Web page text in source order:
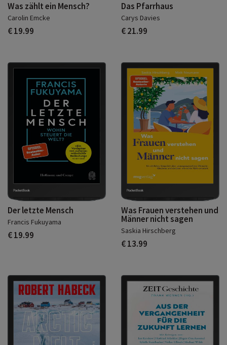
Was zählt ein Mensch?
Carolin Emcke
€ 19.99
Das Pfarrhaus
Carys Davies
€ 21.99
Der letzte Mensch
Francis Fukuyama
€ 19.99
Was Frauen verstehen und
Männer nicht sagen
Saskia Hirschberg
€ 13.99